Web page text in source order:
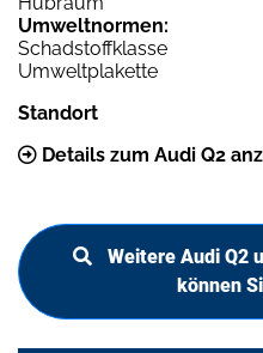
Umweltnormen:
Schadstoffklasse
Umweltplakette
Standort
Details zum Audi Q2
Weitere Audi Q2
können